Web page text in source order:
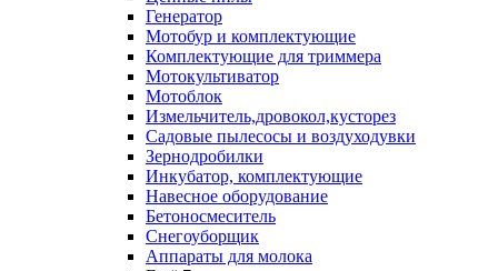
Генератор
Мотобур и комплектующие
Комплектующие для триммера
Мотокультиватор
Мотоблок
Измельчитель,дровокол,кусторез
Садовые пылесосы и воздуходувки
Зернодробилки
Инкубатор, комплектующие
Навесное оборудование
Бетоносмеситель
Снегоуборщик
Аппараты для молока